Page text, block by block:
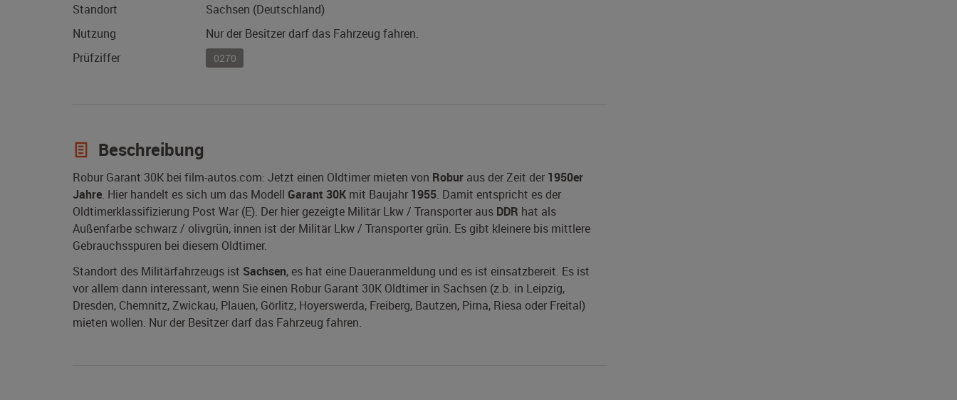
Standort
Sachsen (Deutschland)
Nutzung
Nur der Besitzer darf das Fahrzeug fahren.
Prüfziffer
0270
Beschreibung
Robur Garant 30K bei film-autos.com: Jetzt einen Oldtimer mieten von Robur aus der Zeit der 1950er
Jahre. Hier handelt es sich um das Modell Garant 30K mit Baujahr 1955. Damit entspricht es der
Oldtimerklassifizierung Post War (E). Der hier gezeigte Militär Lkw / Transporter aus DDR hat als
Außenfarbe schwarz / olivgrün, innen ist der Militär Lkw / Transporter grün. Es gibt kleinere bis mittlere
Gebrauchsspuren bei diesem Oldtimer.
Standort des Militärfahrzeugs ist Sachsen, es hat eine Daueranmeldung und es ist einsatzbereit. Es ist
vor allem dann interessant, wenn Sie einen Robur Garant 30K Oldtimer in Sachsen (z.b. in Leipzig,
Dresden, Chemnitz, Zwickau, Plauen, Görlitz, Hoyerswerda, Freiberg, Bautzen, Pirna, Riesa oder Freital)
mieten wollen. Nur der Besitzer darf das Fahrzeug fahren.